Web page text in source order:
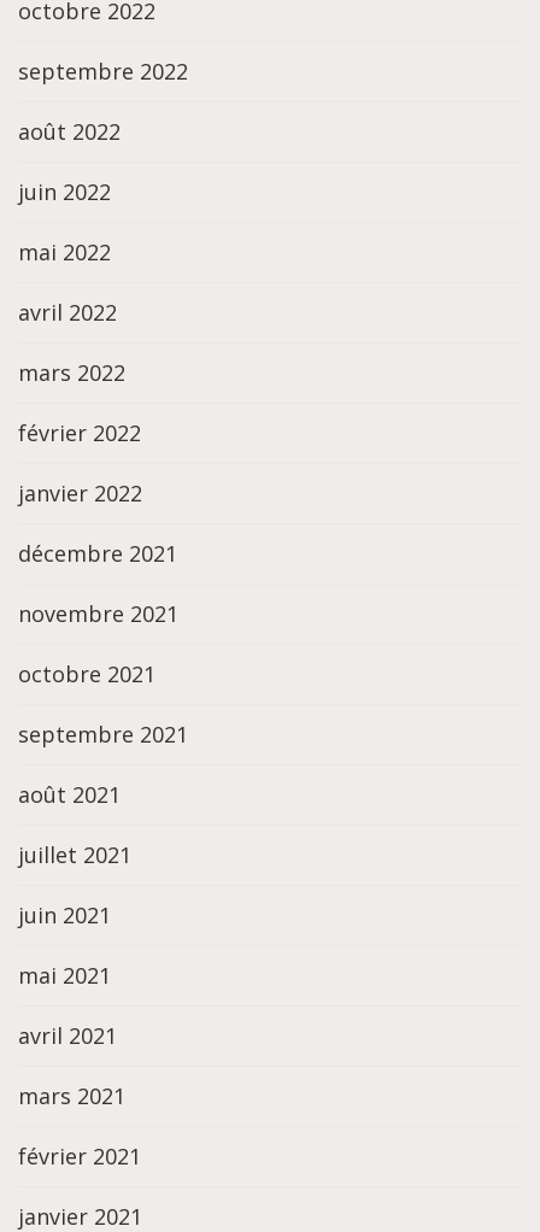
octobre 2022
septembre 2022
août 2022
juin 2022
mai 2022
avril 2022
mars 2022
février 2022
janvier 2022
décembre 2021
novembre 2021
octobre 2021
septembre 2021
août 2021
juillet 2021
juin 2021
mai 2021
avril 2021
mars 2021
février 2021
janvier 2021